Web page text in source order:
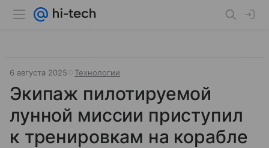
6 августа 2025 Технологии
Экипаж пилотируемой
лунной миссии приступил
к тренировкам на корабле